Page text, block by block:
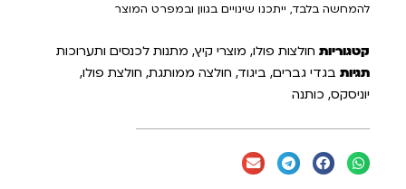
להמחשה בלבד, ייתכנו שינויים בגוון ובמפרט המוצר
קטגוריות חולצות פולו, מוצרי קיץ, מתנות לכנסים ותערוכות
תגיות בגדי גברים, ביגוד, חולצה ממותגת, חולצת פולו,
יוניסקס, כותנה